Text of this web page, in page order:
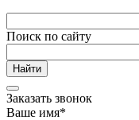
Поиск по сайту
Заказать звонок
Ваше имя*